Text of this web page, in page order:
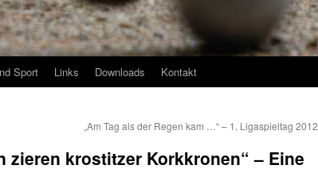
Sport Links Downloads Kontakt
„Am Tag als der Regen kam …“ – 1. Ligaspieltag 2012
zieren krostitzer Korkkronen“ – Eine